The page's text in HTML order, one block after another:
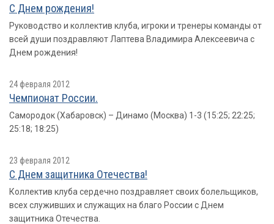
С Днем рождения!
Руководство и коллектив клуба, игроки и тренеры команды от
всей души поздравляют Лаптева Владимира Алексеевича с
Днем рождения!
24 февраля 2012
Чемпионат России.
Самородок (Хабаровск) – Динамо (Москва) 1-3 (15:25; 22:25;
25:18; 18:25)
23 февраля 2012
С Днем защитника Отечества!
Коллектив клуба сердечно поздравляет своих болельщиков,
всех служивших и служащих на благо России с Днем
защитника Отечества.